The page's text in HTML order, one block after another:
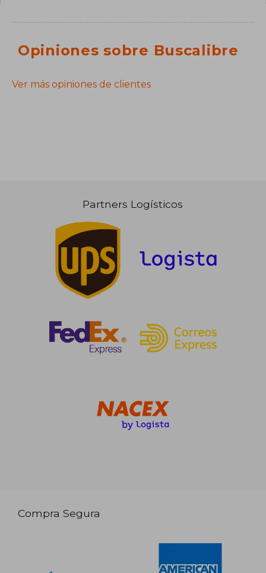
Opiniones sobre Buscalibre
Ver más opiniones de clientes
Partners Logísticos
Compra Segura